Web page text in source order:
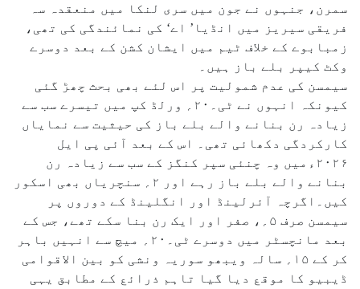
سمرن، جنہوں نے جون میں سری لنکا میں منعقدہ سہ
فریقی سیریز میں انڈیا’ اے‘ کی نمائندگی کی تھی،
زمبابوے کے خلاف ٹیم میں ایشان کشن کے بعد دوسرے
وکٹ کیپر بلے باز ہیں۔
سیمسن کی عدم شمولیت پر اس لئے بھی بحث چھڑ گئی
کیونکہ انہوں نے ٹی۔۲۰؍ ورلڈ کپ میں تیسرے سب سے
زیادہ رن بنانے والے بلے باز کی حیثیت سے نمایاں
کارکردگی دکھائی تھی۔ اس کے بعد آئی پی ایل
۲۰۲۶ءمیں وہ چنئی سپر کنگز کے سب سے زیادہ رن
بنانے والے بلے باز رہے اور ۲؍ سنچریاں بھی اسکور
کیں۔اگرچہ آئرلینڈ اور انگلینڈ کے دوروں پر
سیمسن صرف ۵؍، صفر اور ایک رن بنا سکے تھے، جس کے
بعد مانچسٹر میں دوسرے ٹی۔۲۰؍ میچ سے انہیں باہر
کر کے ۱۵؍ سالہ ویبھو سوریہ ونشی کو بین الاقوامی
ڈیبیو کا موقع دیا گیا تاہم ذرائع کے مطابق یہی